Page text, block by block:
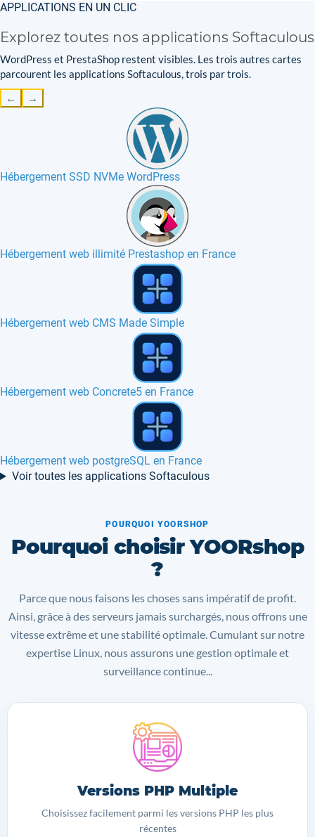
APPLICATIONS EN UN CLIC
Explorez toutes nos applications Softaculous
WordPress et PrestaShop restent visibles. Les trois autres cartes
parcourent les applications Softaculous, trois par trois.
← →
Hébergement SSD NVMe WordPress
Hébergement web illimité Prestashop en France
Hébergement web Quick CMS en France
Comment installer et utiliser GIT
Hébergement web PHPfileNavigator en France
Voir toutes les applications Softaculous
POURQUOI YOORSHOP
Pourquoi choisir YOORshop
?
Parce que nous faisons les choses sans impératif de profit.
Ainsi, grâce à des serveurs jamais surchargés, nous offrons une
vitesse extrême et une stabilité optimale. Cumulant sur notre
expertise Linux, nous assurons une gestion optimale et
surveillance continue...
Versions PHP Multiple
Choisissez facilement parmi les versions PHP les plus
récentes